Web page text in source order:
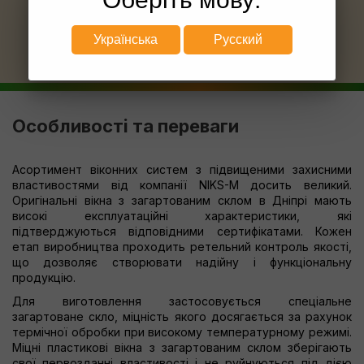
+38 (067) 557 33 17
Особливості та переваги
Асортимент віконних систем з підвищеними захисними
властивостями від компанії NIKS-M досить великий.
Оригінальні вікна з загартованим склом в Дніпрі мають
високі експлуатаційні характеристики, які
підтверджуються відповідними сертифікатами. Кожен
етап виробництва проходить ретельний контроль якості,
що дозволяє створювати надійну і функціональну
продукцію.
Для виготовлення застосовується спеціальне
загартоване скло, міцність якого досягається за рахунок
термічної обробки при високому температурному режимі.
Міцні пластикові вікна з загартованим склом зберігають
Українська Русский